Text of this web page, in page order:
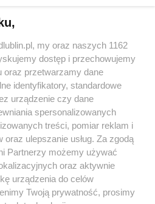
z treści
my oraz naszych 1162
dostęp i przechowujemy
oraz przetwarzamy dane
identyfikatory, standardowe
urządzenie czy dane
spersonalizowanych
treści, pomiar reklam i
oraz ulepszanie usług. Za zgodą
Partnerzy możemy używać
oraz aktywnie
urządzenia do celów
Twoją prywatność, prosimy